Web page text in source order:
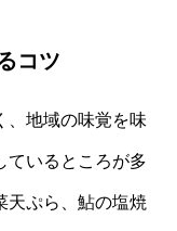
コツ
、地域の味覚を味
ているところが多
天ぷら、鮎の塩焼